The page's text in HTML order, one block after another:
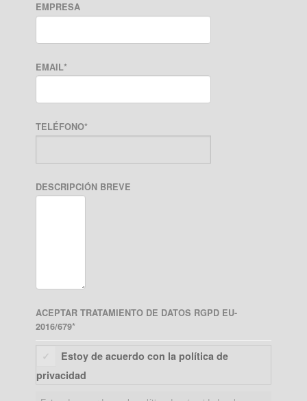
EMPRESA
EMAIL*
TELÉFONO*
DESCRIPCIÓN BREVE
ACEPTAR TRATAMIENTO DE DATOS RGPD EU-
2016/679*
Estoy de acuerdo con la política de
privacidad